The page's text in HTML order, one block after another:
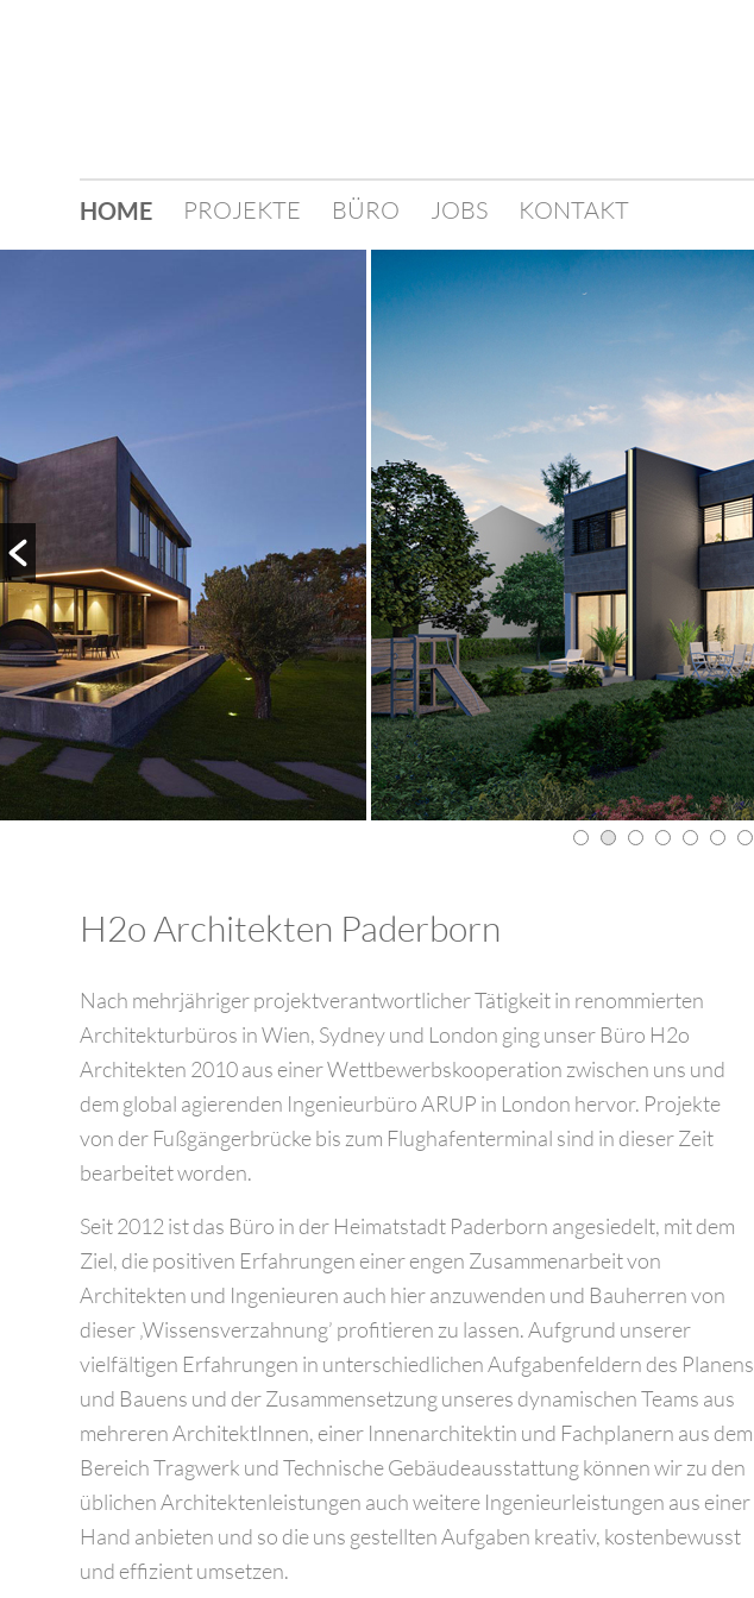
HOME PROJEKTE BÜRO JOBS KONTAKT
H2o Architekten Paderborn
Nach mehrjähriger projektverantwortlicher Tätigkeit in renommierten
Architekturbüros in Wien, Sydney und London ging unser Büro H2o
Architekten 2010 aus einer Wettbewerbskooperation zwischen uns und
dem global agierenden Ingenieurbüro ARUP in London hervor. Projekte
von der Fußgängerbrücke bis zum Flughafenterminal sind in dieser Zeit
bearbeitet worden.
Seit 2012 ist das Büro in der Heimatstadt Paderborn angesiedelt, mit dem
Ziel, die positiven Erfahrungen einer engen Zusammenarbeit von
Architekten und Ingenieuren auch hier anzuwenden und Bauherren von
dieser ‚Wissensverzahnung’ profitieren zu lassen. Aufgrund unserer
vielfältigen Erfahrungen in unterschiedlichen Aufgabenfeldern des Planens
und Bauens und der Zusammensetzung unseres dynamischen Teams aus
mehreren ArchitektInnen, einer Innenarchitektin und Fachplanern aus dem
Bereich Tragwerk und Technische Gebäudeausstattung können wir zu den
üblichen Architektenleistungen auch weitere Ingenieurleistungen aus einer
Hand anbieten und so die uns gestellten Aufgaben kreativ, kostenbewusst
und effizient umsetzen.